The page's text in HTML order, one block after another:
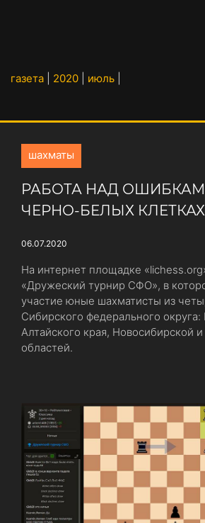
газета 2020 июль
шахматы
РАБОТА НАД
ЧЕРНО-БЕЛЫХ КЛЕТКАХ
06.07.2020
На интернет площадке
«Дружеский турнир СФО», в
участие юные шахматисты из
Сибирского федерального округа:
Алтайского края, Новосибирской
областей.